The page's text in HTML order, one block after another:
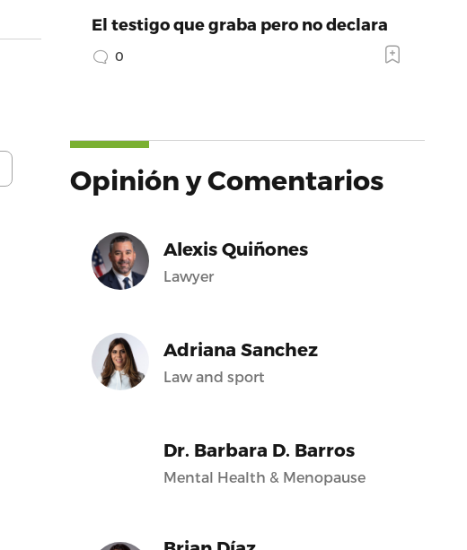
El testigo que graba pero no declara
0
Opinión y Comentarios
Alexis Quiñones
Lawyer
Adriana Sanchez
Law and sport
Dr. Barbara D. Barros
Mental Health & Menopause